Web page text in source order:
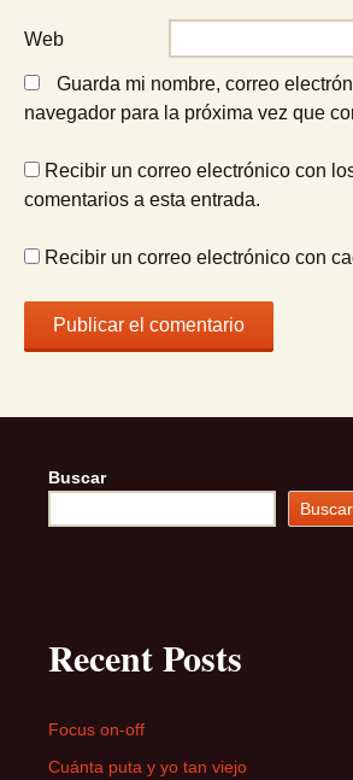
Web
Guarda mi nombre, correo
navegador para la próxima vez que
Recibir un correo electrónico con
comentarios a esta entrada.
Recibir un correo electrónico con
Buscar
Buscar
Recent Posts
Focus on-off
Cuánta puta y yo tan viejo